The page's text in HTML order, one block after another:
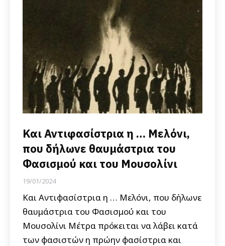
Και Αντιφασίστρια η … Μελόνι,
που δήλωνε θαυμάστρια του
Φασισμού και του Μουσολίνι
19/01/2024
Και Αντιφασίστρια η … Μελόνι, που δήλωνε
θαυμάστρια του Φασισμού και του
Μουσολίνι Μέτρα πρόκειται να λάβει κατά
των φασιστών η πρώην φασίστρια και